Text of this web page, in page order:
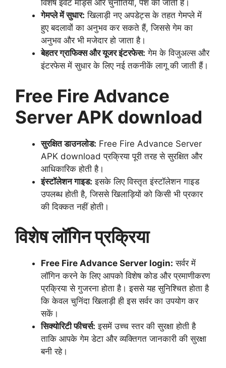
विशेष इवेंट मोड्स और चुनौतियाँ, पेश की जाती हैं।
गेमप्ले में सुधार: खिलाड़ी नए अपडेट्स के तहत गेमप्ले में
हुए बदलावों का अनुभव कर सकते हैं, जिससे गेम का
अनुभव और भी मजेदार हो जाता है।
बेहतर ग्राफिक्स और यूजर इंटरफेस: गेम के विजुअल्स और
इंटरफेस में सुधार के लिए नई तकनीकें लागू की जाती हैं।
Free Fire Advance
Server APK download
सुरक्षित डाउनलोड: Free Fire Advance Server
APK download प्रक्रिया पूरी तरह से सुरक्षित और
आधिकारिक होती है।
इंस्टॉलेशन गाइड: इसके लिए विस्तृत इंस्टॉलेशन गाइड
उपलब्ध होती है, जिससे खिलाड़ियों को किसी भी प्रकार
की दिक्कत नहीं होती।
विशेष लॉगिन प्रक्रिया
Free Fire Advance Server login: सर्वर में
लॉगिन करने के लिए आपको विशेष कोड और प्रमाणीकरण
प्रक्रिया से गुजरना होता है। इससे यह सुनिश्चित होता है
कि केवल चुनिंदा खिलाड़ी ही इस सर्वर का उपयोग कर
सकें।
सिक्योरिटी फीचर्स: इसमें उच्च स्तर की सुरक्षा होती है
ताकि आपके गेम डेटा और व्यक्तिगत जानकारी की सुरक्षा
बनी रहे।